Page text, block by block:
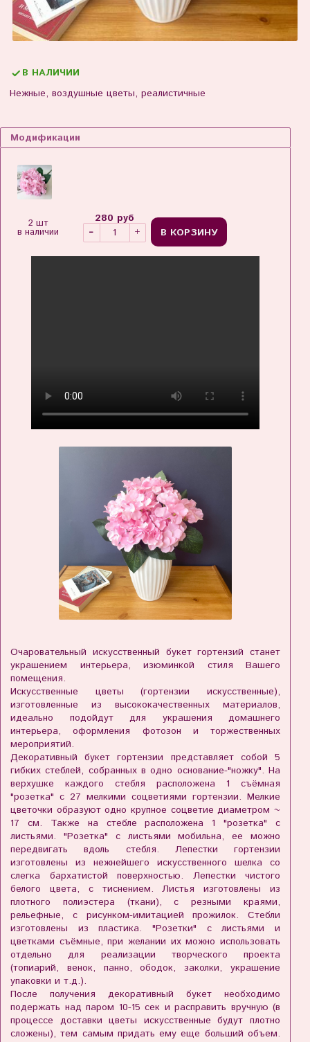
Нежные, воздушные цветы, реалистичные
В НАЛИЧИИ
Модификации
2 шт
в наличии
280 руб
В КОРЗИНУ
Очаровательный искусственный букет гортензий станет
украшением интерьера, изюминкой стиля Вашего
помещения.
Искусственные цветы (гортензии искусственные),
изготовленные из высококачественных материалов,
идеально подойдут для украшения домашнего
интерьера, оформления фотозон и торжественных
мероприятий.
Декоративный букет гортензии представляет собой 5
гибких стеблей, собранных в одно основание-"ножку". На
верхушке каждого стебля расположена 1 съёмная
"розетка" с 27 мелкими соцветиями гортензии. Мелкие
цветочки образуют одно крупное соцветие диаметром ~
17 см. Также на стебле расположена 1 "розетка" с
листьями. "Розетка" с листьями мобильна, ее можно
передвигать вдоль стебля. Лепестки гортензии
изготовлены из нежнейшего искусственного шелка со
слегка бархатистой поверхностью. Лепестки чистого
белого цвета, с тиснением. Листья изготовлены из
плотного полиэстера (ткани), с резными краями,
рельефные, с рисунком-имитацией прожилок. Стебли
изготовлены из пластика. "Розетки" с листьями и
цветками съёмные, при желании их можно использовать
отдельно для реализации творческого проекта
(топиарий, венок, панно, ободок, заколки, украшение
упаковки и т.д.).
После получения декоративный букет необходимо
подержать над паром 10-15 сек и расправить вручную (в
процессе доставки цветы искусственные будут плотно
сложены), тем самым придать ему еще больший объем.